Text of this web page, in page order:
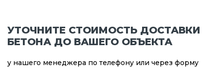
УТОЧНИТЕ СТОИМОСТЬ ДОСТАВКИ
БЕТОНА ДО ВАШЕГО ОБЪЕКТА
у нашего менеджера по телефону или через форму